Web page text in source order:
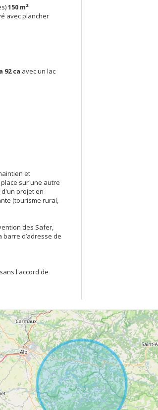
150 m²
avec plancher
92 ca avec un lac
et
sur une autre
projet en
(tourisme rural,
des Safer,
d’adresse de
l'accord de